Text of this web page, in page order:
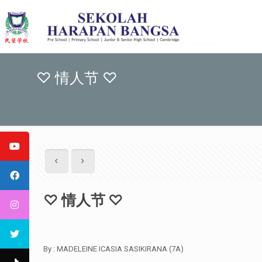
♡ 情人节 ♡
♡ 情人节 ♡
By : MADELEINE ICASIA SASIKIRANA (7A)